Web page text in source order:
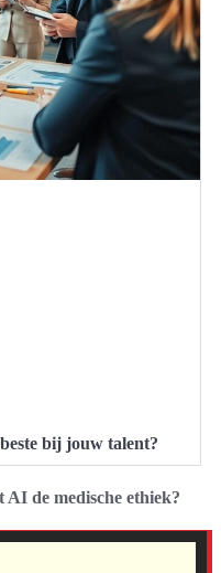
bij jouw talent?
AI de medische ethiek?